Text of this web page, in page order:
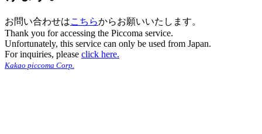
お問い合わせはこちらからお願いいたします。
Thank you for accessing the Piccoma service.
Unfortunately, this service can only be used from Japan.
For inquiries, please click here.
Kakao piccoma Corp.